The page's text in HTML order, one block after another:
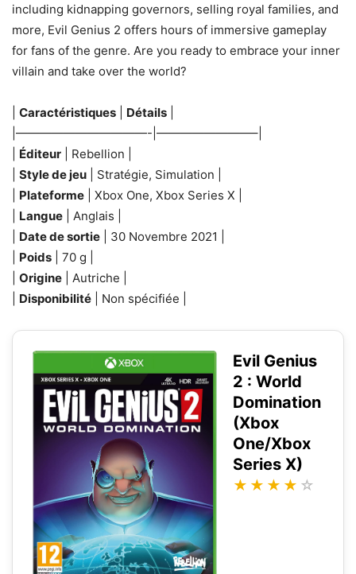
including kidnapping governors, selling royal families, and
more, Evil Genius 2 offers hours of immersive gameplay
for fans of the genre. Are you ready to embrace your inner
villain and take over the world?
Caractéristiques Détails
|———————————-|————————–|
Éditeur | Rebellion |
Style de jeu | Stratégie, Simulation |
Plateforme | Xbox One, Xbox Series X |
Langue | Anglais |
Date de sortie | 30 Novembre 2021 |
Poids | 70 g |
Origine | Autriche |
Disponibilité | Non spécifiée |
Evil Genius
2 : World
Domination
(Xbox
One/Xbox
Series X)
★ ★ ★ ★ ☆